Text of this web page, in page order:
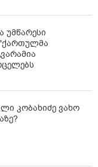
უმწარესი
კობახიძე ვახო